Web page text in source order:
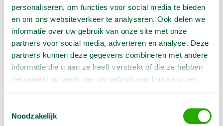
personaliseren, om functies voor social media te bieden
en om ons websiteverkeer te analyseren. Ook delen we
informatie over uw gebruik van onze site met onze
partners voor social media, adverteren en analyse. Deze
partners kunnen deze gegevens combineren met andere
informatie die u aan ze heeft verstrekt of die ze hebben
verzameld op basis van uw gebruik van hun services.
Noodzakelijk
Geen klantenkaart wél korting
Weekend = 1 huurdag
Bezorg-ophaal service
Avond van te voren halen; geen probleem
Specialistische machines
Producteigenschappen